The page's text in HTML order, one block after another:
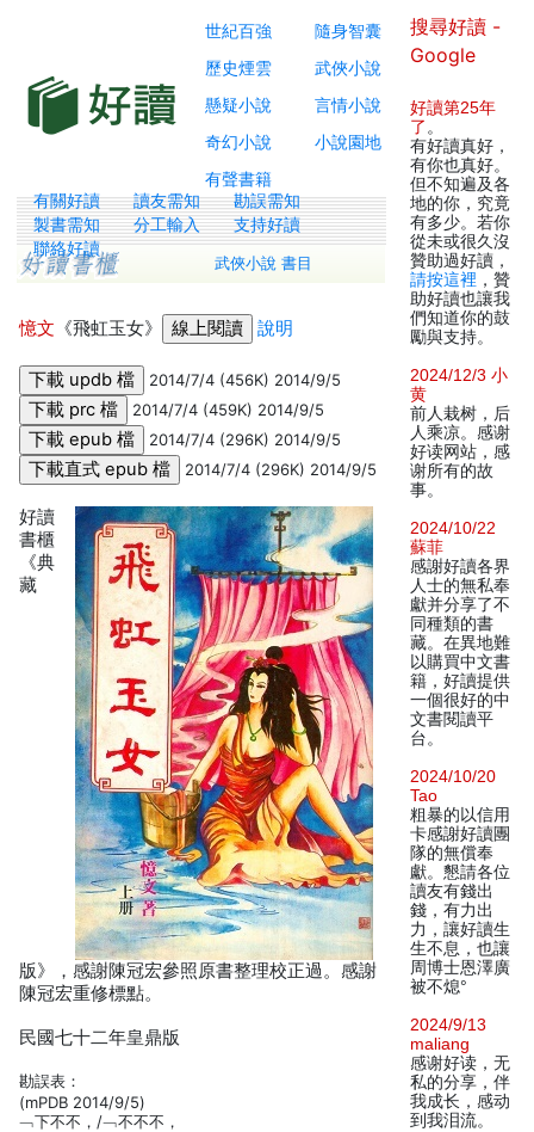
世紀百強
隨身智囊
歷史煙雲
武俠小說
懸疑小說
言情小說
奇幻小說
小說園地
有聲書籍
有關好讀 讀友需知
勘誤需知
製書需知
分工輸入
支持好讀
聯絡好讀
武俠小說 書目
憶文 《飛虹玉女》 說明
2014/7/4 (456K) 2014/9/5
2014/7/4 (459K) 2014/9/5
2014/7/4 (296K) 2014/9/5
2014/7/4 (296K) 2014/9/5
好讀
書櫃
《典
藏
版》，感謝陳冠宏參照原書整理校正過。感謝
陳冠宏重修標點。
民國七十二年皇鼎版
勘誤表：
(mPDB 2014/9/5)
﹁下不不，/﹁不不不，
搜尋好讀 -
Google
好讀第25年
了 。
有好讀真好，
有你也真好。
但不知遍及各
地的你，究竟
有多少。若你
從未或很久沒
贊助過好讀，
請按這裡 ，贊
助好讀也讓我
們知道你的鼓
勵與支持。
2024/12/3 小
黄
前人栽树，后
人乘凉。感谢
好读网站，感
谢所有的故
事。
2024/10/22
蘇菲
感謝好讀各界
人士的無私奉
獻并分享了不
同種類的書
藏。在異地難
以購買中文書
籍，好讀提供
一個很好的中
文書閱讀平
台。
2024/10/20
Tao
粗暴的以信用
卡感謝好讀團
隊的無償奉
獻。懇請各位
讀友有錢出
錢，有力出
力，讓好讀生
生不息，也讓
周博士恩澤廣
被不熄°
2024/9/13
maliang
感谢好读，无
私的分享，伴
我成长，感动
到我泪流。